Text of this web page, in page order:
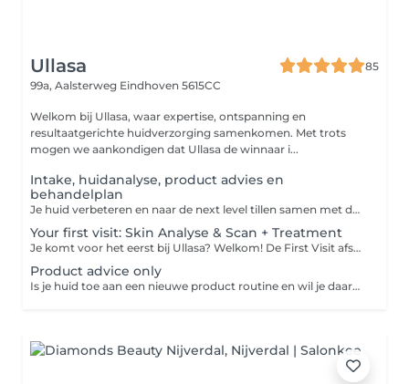
Ullasa
85
99a, Aalsterweg Eindhoven 5615CC
Welkom bij Ullasa, waar expertise, ontspanning en
resultaatgerichte huidverzorging samenkomen. Met trots
mogen we aankondigen dat Ullasa de winnaar i...
Intake, huidanalyse, product advies en
behandelplan
Je huid verbeteren en naar de next level tillen samen met de experts van Ullasa begint met het juiste huidplan! Tijdens deze eerste ontmoeting bespreken we al je wensen, meten en analyseren wij je huid d.m.v. een fotoscan met de Observ. Op basis van de analyse en jouw wensen maken we een behandelplan op maat. Wil je eerst even kort kennismaken met ons? Kies dan de opties gratis kennismaken.
Your first visit: Skin Analyse & Scan + Treatment
Je komt voor het eerst bij Ullasa? Welkom! De First Visit afspraak is de perfecte start voor een persoonlijk en effectief behandeltraject. Een doordachte aanpak begint immers bij een grondige voorbereiding. Tijdens deze afspraak analyseren we je huid met behulp van de geavanceerde Observ fotoscan (+/- 30 minuten). Op basis van de resultaten ontvang je direct aansluitend een op maat gemaakte behandeling van 25 - 45 of 60 minuten Afhankelijk van de gekozen tijdsduur. Wil je graag meteen een complete behandeling na je intake? Kies dan voor First visit: Scan & Product advice + 60min Facial
Product advice only
Is je huid toe aan een nieuwe product routine en wil je daarbij professioneel advies van onze huidexperts? Reserveer dan kosteloos product advies in onze agenda en wij maken samen met jou een productplan exclusief gebaseerd op de behoefte van jouw huid. Wij zijn exclusief partner van: Biologique Recherche, Skin Ceuticals, Hydropeptide & Cosmedix.